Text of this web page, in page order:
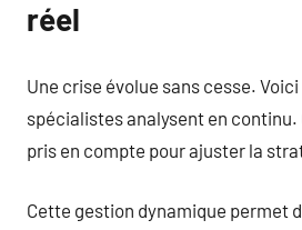
réel
Une crise évolue sans cesse.
spécialistes analysent en continu.
pris en compte pour ajuster la
Cette gestion dynamique permet